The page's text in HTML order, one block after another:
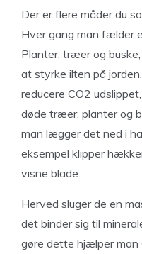
Der er flere måder du
Hver gang man fælder
Planter, træer og
at styrke ilten på
reducere CO2
døde træer, planter og
man lægger det ned i
eksempel klipper
visne blade.
Herved sluger de en
det binder sig til
gøre dette hjælper man